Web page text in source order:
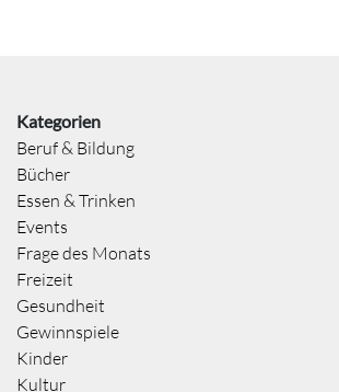
Kategorien
Beruf & Bildung
Bücher
Essen & Trinken
Events
Frage des Monats
Freizeit
Gesundheit
Gewinnspiele
Kinder
Kultur